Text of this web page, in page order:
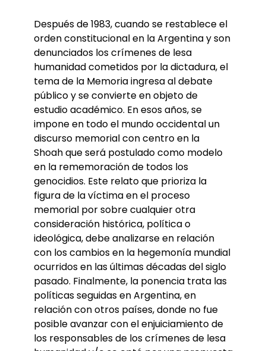
Después de 1983, cuando se restablece el
orden constitucional en la Argentina y son
denunciados los crímenes de lesa
humanidad cometidos por la dictadura, el
tema de la Memoria ingresa al debate
público y se convierte en objeto de
estudio académico. En esos años, se
impone en todo el mundo occidental un
discurso memorial con centro en la
Shoah que será postulado como modelo
en la rememoración de todos los
genocidios. Este relato que prioriza la
figura de la víctima en el proceso
memorial por sobre cualquier otra
consideración histórica, política o
ideológica, debe analizarse en relación
con los cambios en la hegemonía mundial
ocurridos en las últimas décadas del siglo
pasado. Finalmente, la ponencia trata las
políticas seguidas en Argentina, en
relación con otros países, donde no fue
posible avanzar con el enjuiciamiento de
los responsables de los crímenes de lesa